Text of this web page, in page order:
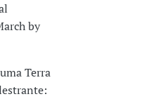
by
Terra